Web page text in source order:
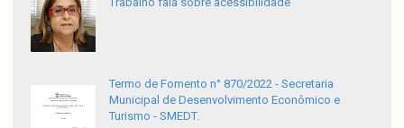
Termo de Fomento n° 870/2022 - Secretaria
Municipal de Desenvolvimento Econômico e
Turismo - SMEDT.